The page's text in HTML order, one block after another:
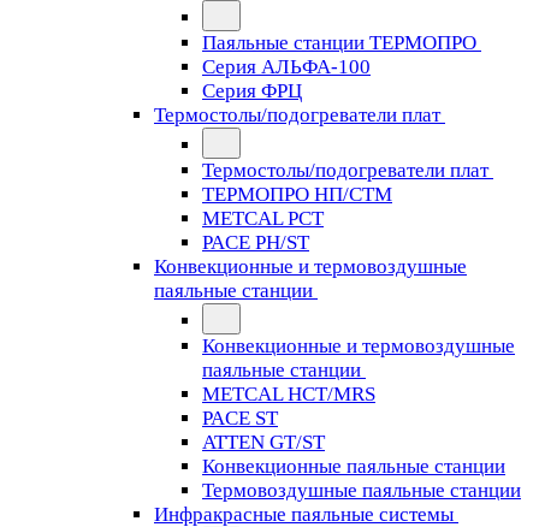
Паяльные станции ТЕРМОПРО
Серия АЛЬФА-100
Серия ФРЦ
Термостолы/подогреватели плат
Термостолы/подогреватели плат
ТЕРМОПРО НП/СТМ
METCAL PCT
PACE PH/ST
Конвекционные и термовоздушные
паяльные станции
Конвекционные и термовоздушные
паяльные станции
METCAL HCT/MRS
PACE ST
ATTEN GT/ST
Конвекционные паяльные станции
Термовоздушные паяльные станции
Инфракрасные паяльные системы